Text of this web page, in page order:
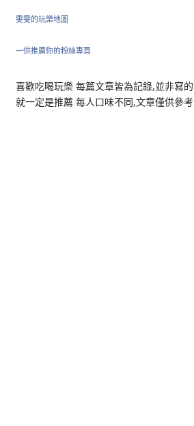
雯雯的玩樂地圖
一併推廣你的粉絲專頁
喜歡吃喝玩樂 每篇文章皆為記錄,並非寫的
就一定是推薦 每人口味不同,文章僅供參考